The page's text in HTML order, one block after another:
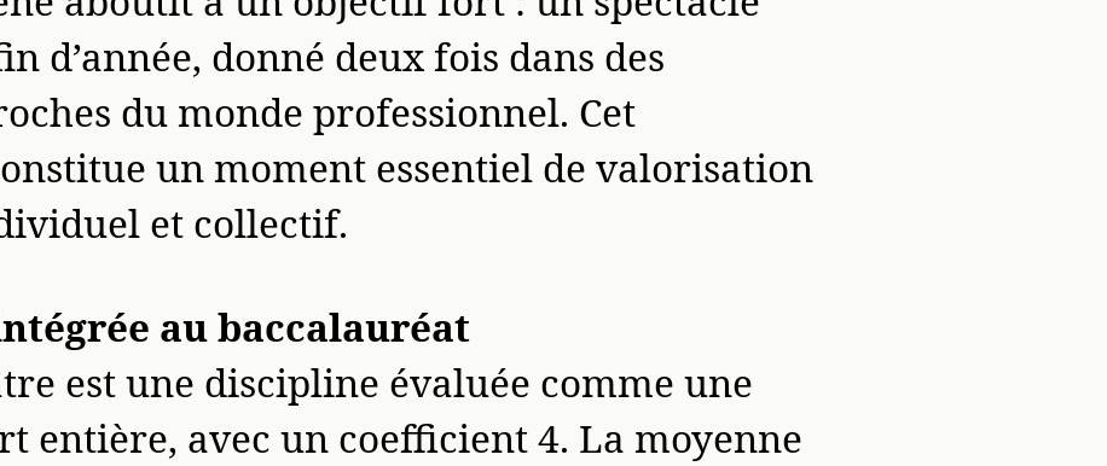
d’année, donné deux fois dans des
du monde professionnel. Cet
un moment essentiel de valorisation
et collectif.
au baccalauréat
est une discipline évaluée comme une
entière, avec un coefficient 4. La moyenne